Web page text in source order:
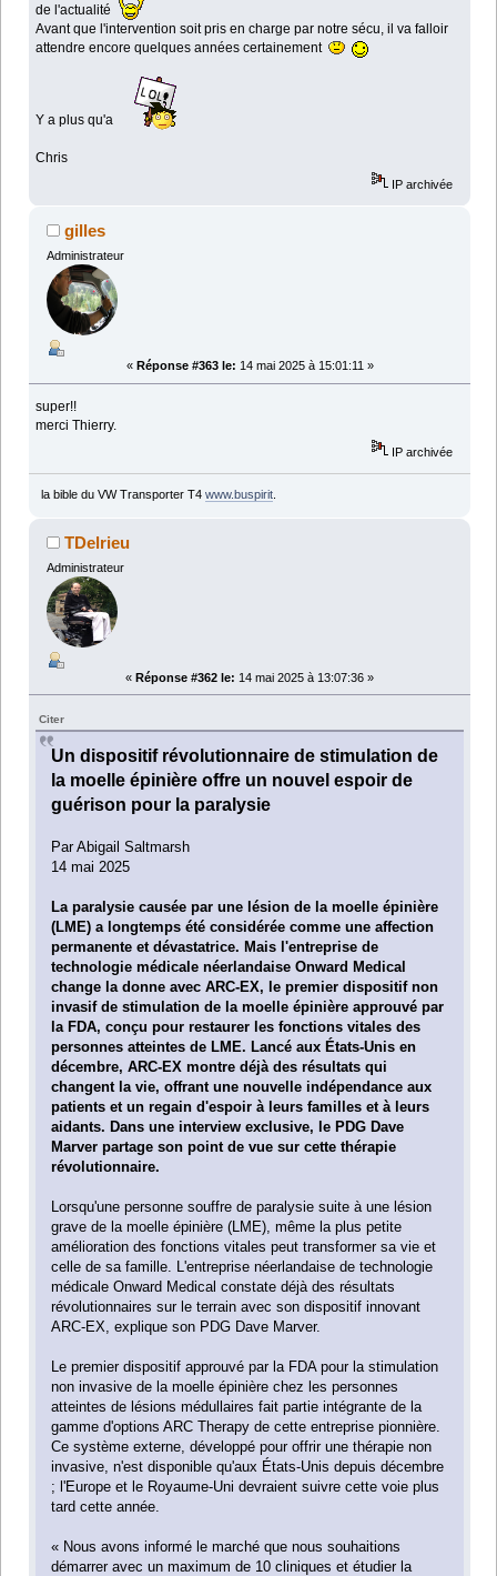
de l'actualité
Avant que l'intervention soit pris en charge par notre sécu, il va falloir
attendre encore quelques années certainement
Y a plus qu'a
Chris
IP archivée
gilles
Administrateur
« Réponse #363 le: 14 mai 2025 à 15:01:11 »
super!!
merci Thierry.
IP archivée
la bible du VW Transporter T4 www.buspirit.
TDelrieu
Administrateur
« Réponse #362 le: 14 mai 2025 à 13:07:36 »
Citer
Un dispositif révolutionnaire de stimulation de
la moelle épinière offre un nouvel espoir de
guérison pour la paralysie
Par Abigail Saltmarsh
14 mai 2025
La paralysie causée par une lésion de la moelle épinière
(LME) a longtemps été considérée comme une affection
permanente et dévastatrice. Mais l'entreprise de
technologie médicale néerlandaise Onward Medical
change la donne avec ARC-EX, le premier dispositif non
invasif de stimulation de la moelle épinière approuvé par
la FDA, conçu pour restaurer les fonctions vitales des
personnes atteintes de LME. Lancé aux États-Unis en
décembre, ARC-EX montre déjà des résultats qui
changent la vie, offrant une nouvelle indépendance aux
patients et un regain d'espoir à leurs familles et à leurs
aidants. Dans une interview exclusive, le PDG Dave
Marver partage son point de vue sur cette thérapie
révolutionnaire.
Lorsqu'une personne souffre de paralysie suite à une lésion
grave de la moelle épinière (LME), même la plus petite
amélioration des fonctions vitales peut transformer sa vie et
celle de sa famille. L'entreprise néerlandaise de technologie
médicale Onward Medical constate déjà des résultats
révolutionnaires sur le terrain avec son dispositif innovant
ARC-EX, explique son PDG Dave Marver.
Le premier dispositif approuvé par la FDA pour la stimulation
non invasive de la moelle épinière chez les personnes
atteintes de lésions médullaires fait partie intégrante de la
gamme d'options ARC Therapy de cette entreprise pionnière.
Ce système externe, développé pour offrir une thérapie non
invasive, n'est disponible qu'aux États-Unis depuis décembre
; l'Europe et le Royaume-Uni devraient suivre cette voie plus
tard cette année.
« Nous avons informé le marché que nous souhaitions
démarrer avec un maximum de 10 cliniques et étudier la